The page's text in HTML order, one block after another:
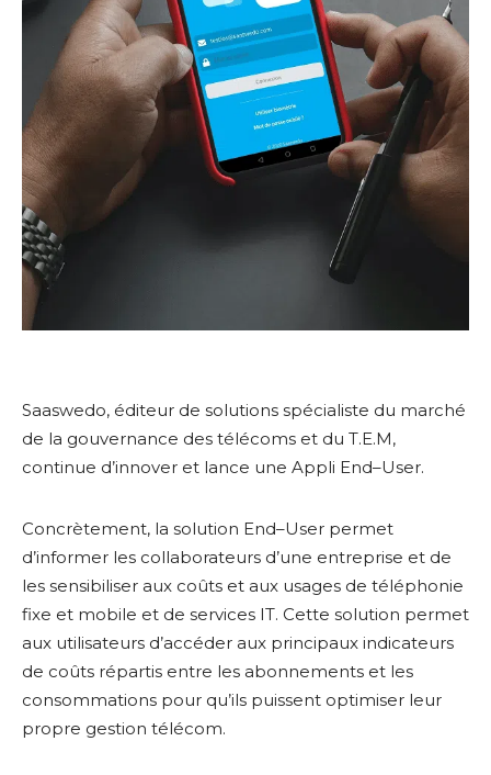
Saaswedo, éditeur de solutions spécialiste du marché
de la gouvernance des télécoms et du T.E.M,
continue d’innover et lance une Appli End–User.
Concrètement, la solution End–User permet
d’informer les collaborateurs d’une entreprise et de
les sensibiliser aux coûts et aux usages de téléphonie
fixe et mobile et de services IT. Cette solution permet
aux utilisateurs d’accéder aux principaux indicateurs
de coûts répartis entre les abonnements et les
consommations pour qu’ils puissent optimiser leur
propre gestion télécom.